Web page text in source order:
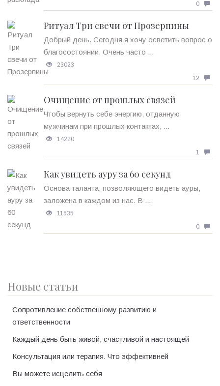
0
Ритуал Три свечи от Прозерпины
Добрый день. Сегодня я хочу осветить вопрос о
благосостоянии. Очень часто ...
23023
12
Очищение от прошлых связей
Чтобы вернуть себе энергию, отданную
мужчинам при прошлых контактах, ...
14220
1
Как увидеть ауру за 60 секунд
Основа таланта, позволяющего видеть ауры,
заложена в каждом из нас. В ...
11535
0
Новые статьи
Сопротивление собственному развитию и
ответственности
Каждый день быть живой, счастливой и настоящей
Консультация или терапия. Что эффективней
Вы можете исцелить себя